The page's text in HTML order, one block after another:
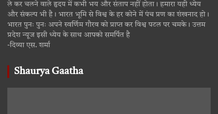
ले कर चलने वाले हृदय में कभी भय और संताप नहीं होता। हमारा यही ध्येय
और संकल्प भी है। भारत भूमि से विश्व के हर कोने में पंच प्रण का शंखनाद हो।
भारत पुनः पुनः अपने स्वर्णिम गौरव को प्राप्त कर विश्व पटल पर चमके। उत्तम
प्रदेश न्यूज इसी ध्येय के साथ आपको समर्पित है
-दिव्या एस. शर्मा
Shaurya Gaatha